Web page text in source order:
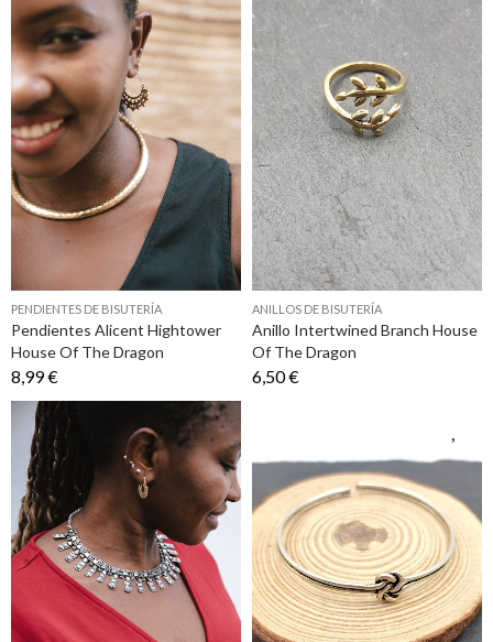
PENDIENTES DE BISUTERÍA
Pendientes Alicent Hightower
House Of The Dragon
8,99 €
ANILLOS DE BISUTERÍA
Anillo Intertwined Branch House
Of The Dragon
6,50 €